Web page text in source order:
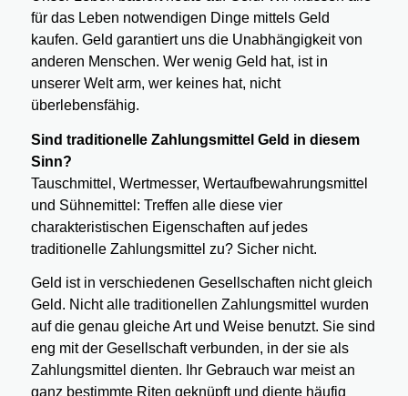
für das Leben notwendigen Dinge mittels Geld
kaufen. Geld garantiert uns die Unabhängigkeit von
anderen Menschen. Wer wenig Geld hat, ist in
unserer Welt arm, wer keines hat, nicht
überlebensfähig.
Sind traditionelle Zahlungsmittel Geld in diesem
Sinn?
Tauschmittel, Wertmesser, Wertaufbewahrungsmittel
und Sühnemittel: Treffen alle diese vier
charakteristischen Eigenschaften auf jedes
traditionelle Zahlungsmittel zu? Sicher nicht.
Geld ist in verschiedenen Gesellschaften nicht gleich
Geld. Nicht alle traditionellen Zahlungsmittel wurden
auf die genau gleiche Art und Weise benutzt. Sie sind
eng mit der Gesellschaft verbunden, in der sie als
Zahlungsmittel dienten. Ihr Gebrauch war meist an
ganz bestimmte Riten geknüpft und diente häufig